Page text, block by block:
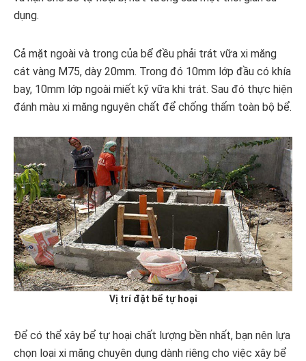
dụng.
Cả mặt ngoài và trong của bể đều phải trát vữa xi măng
cát vàng M75, dày 20mm. Trong đó 10mm lớp đầu có khía
bay, 10mm lớp ngoài miết kỹ vữa khi trát. Sau đó thực hiện
đánh màu xi măng nguyên chất để chống thấm toàn bộ bể.
Vị trí đặt bể tự hoại
Để có thể xây bể tự hoại chất lượng bền nhất, bạn nên lựa
chọn loại xi măng chuyên dụng dành riêng cho việc xây bể